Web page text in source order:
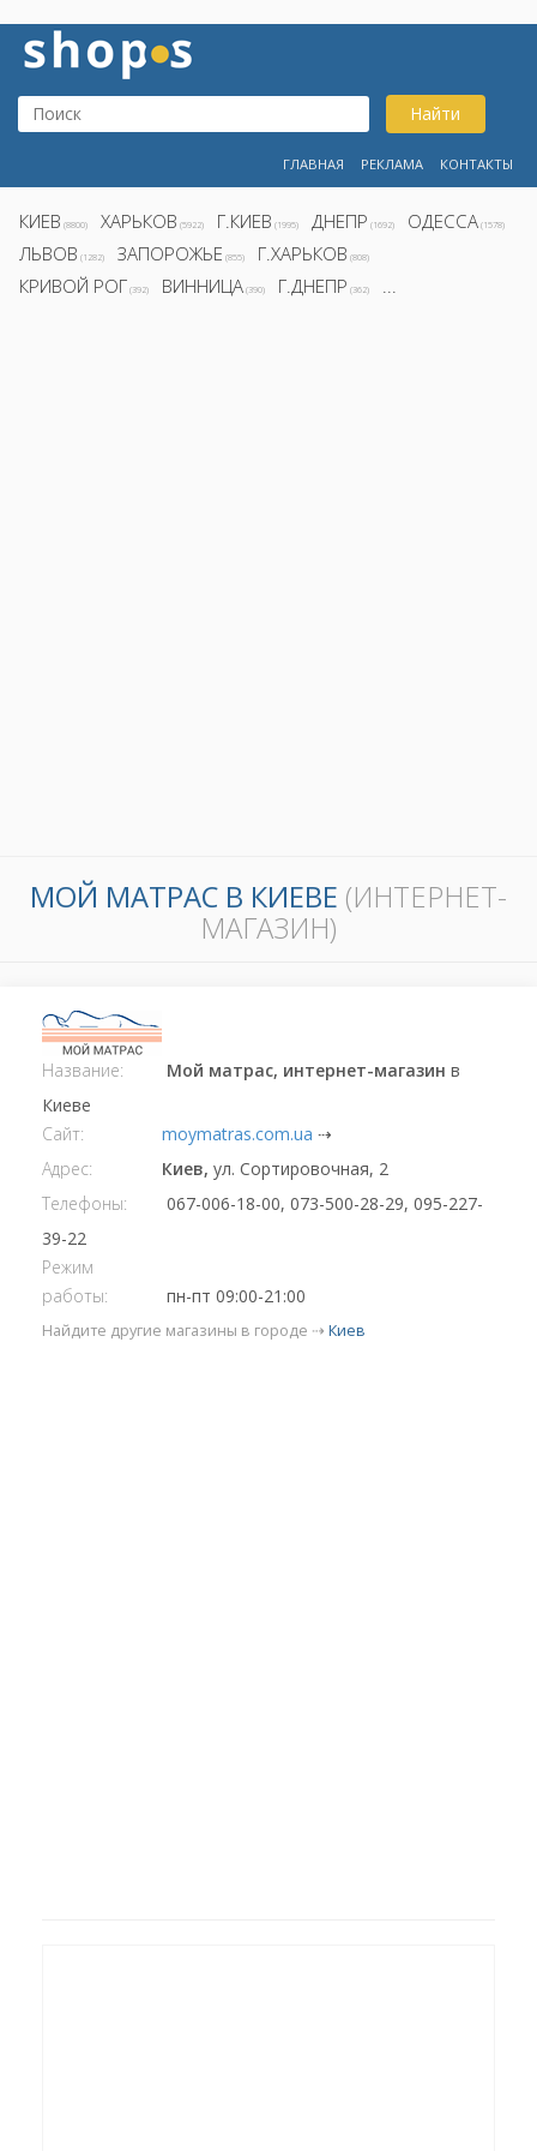
Найти
ГЛАВНАЯ РЕКЛАМА КОНТАКТЫ
КИЕВ (8800) ХАРЬКОВ (5922) Г.КИЕВ (1995) ДНЕПР (1692) ОДЕССА (1578)
ЛЬВОВ (1282) ЗАПОРОЖЬЕ (855) Г.ХАРЬКОВ (808)
КРИВОЙ РОГ (392) ВИННИЦА (390) Г.ДНЕПР (362) ...
МОЙ МАТРАС В КИЕВЕ (ИНТЕРНЕТ-
МАГАЗИН)
Название: Мой матрас, интернет-магазин в
Киеве
Сайт:
moymatras.com.ua ⇢
Адрес:
Киев, ул. Сортировочная, 2
Телефоны:
067-006-18-00, 073-500-28-29, 095-227-
39-22
Режим
работы:
пн-пт 09:00-21:00
Найдите другие магазины в городе ⇢ Киев